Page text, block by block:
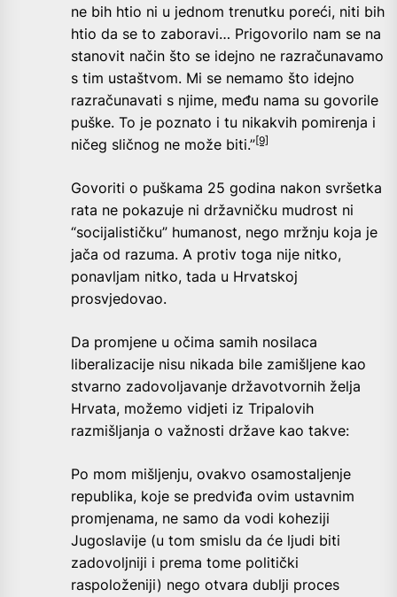
ne bih htio ni u jednom trenutku poreći, niti bih
htio da se to zaboravi… Prigovorilo nam se na
stanovit način što se idejno ne razračunavamo
s tim ustaštvom. Mi se nemamo što idejno
razračunavati s njime, među nama su govorile
puške. To je poznato i tu nikakvih pomirenja i
ničeg sličnog ne može biti.”[9]
Govoriti o puškama 25 godina nakon svršetka
rata ne pokazuje ni državničku mudrost ni
“socijalističku” humanost, nego mržnju koja je
jača od razuma. A protiv toga nije nitko,
ponavljam nitko, tada u Hrvatskoj
prosvjedovao.
Da promjene u očima samih nosilaca
liberalizacije nisu nikada bile zamišljene kao
stvarno zadovoljavanje državotvornih želja
Hrvata, možemo vidjeti iz Tripalovih
razmišljanja o važnosti države kao takve:
Po mom mišljenju, ovakvo osamostaljenje
republika, koje se predviđa ovim ustavnim
promjenama, ne samo da vodi koheziji
Jugoslavije (u tom smislu da će ljudi biti
zadovoljniji i prema tome politički
raspoloženiji) nego otvara dublji proces